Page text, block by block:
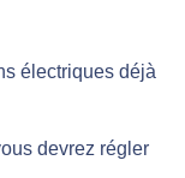
électriques déjà
devrez régler